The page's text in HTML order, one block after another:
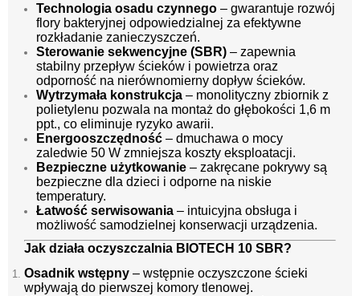
Technologia osadu czynnego – gwarantuje rozwój
flory bakteryjnej odpowiedzialnej za efektywne
rozkładanie zanieczyszczeń.
Sterowanie sekwencyjne (SBR) – zapewnia
stabilny przepływ ścieków i powietrza oraz
odporność na nierównomierny dopływ ścieków.
Wytrzymała konstrukcja – monolityczny zbiornik z
polietylenu pozwala na montaż do głębokości 1,6 m
ppt., co eliminuje ryzyko awarii.
Energooszczędność – dmuchawa o mocy
zaledwie 50 W zmniejsza koszty eksploatacji.
Bezpieczne użytkowanie – zakręcane pokrywy są
bezpieczne dla dzieci i odporne na niskie
temperatury.
Łatwość serwisowania – intuicyjna obsługa i
możliwość samodzielnej konserwacji urządzenia.
Jak działa oczyszczalnia BIOTECH 10 SBR?
Osadnik wstępny – wstępnie oczyszczone ścieki
wpływają do pierwszej komory tlenowej.